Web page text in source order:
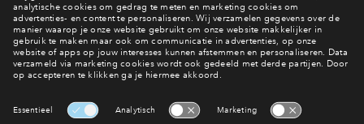
De woningen
Interesse? Meld je dan snel aan